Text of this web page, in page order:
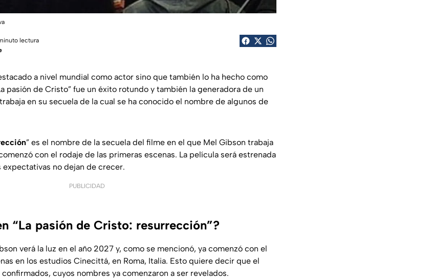
lectura
a nivel mundial como actor sino que también lo ha hecho como
pasión de Cristo” fue un éxito rotundo y también la generadora de un
en su secuela de la cual se ha conocido el nombre de algunos de
” es el nombre de la secuela del filme en el que Mel Gibson trabaja
con el rodaje de las primeras escenas. La película será estrenada
no dejan de crecer.
PUBLICIDAD
“La pasión de Cristo: resurrección”?
verá la luz en el año 2027 y, como se mencionó, ya comenzó con el
en los estudios Cinecittá, en Roma, Italia. Esto quiere decir que el
cuyos nombres ya comenzaron a ser revelados.